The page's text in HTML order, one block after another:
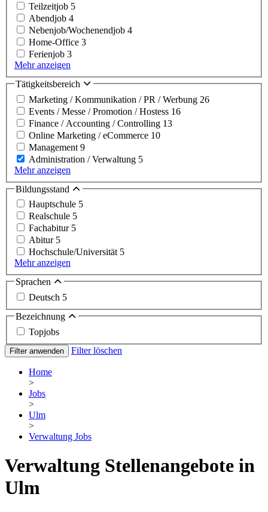
Teilzeitjob 5
Abendjob 4
Nebenjob/Wochenendjob 4
Home-Office 3
Ferienjob 3
Mehr anzeigen
Tätigkeitsbereich
Marketing / Kommunikation / PR / Werbung 26
Events / Messe / Promotion / Hostess 16
Finance / Accounting / Controlling 13
Online Marketing / eCommerce 10
Management 9
Administration / Verwaltung 5
Mehr anzeigen
Bildungsstand
Hauptschule 5
Realschule 5
Fachabitur 5
Abitur 5
Hochschule/Universität 5
Mehr anzeigen
Sprachen
Deutsch 5
Bezeichnung
Topjobs
Filter anwenden Filter löschen
Home
>
Jobs
>
Ulm
>
Verwaltung Jobs
Verwaltung Stellenangebote in
Ulm